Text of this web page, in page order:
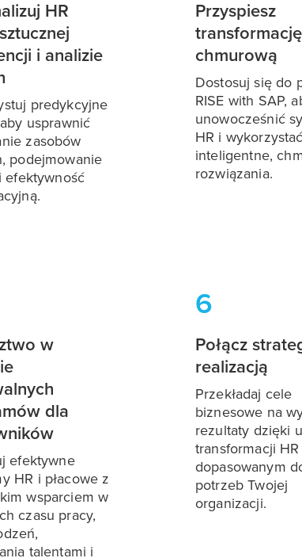
HR
i analizie
predykcyjne
usprawnić
zasobów
podejmowanie
efektywność
Przyspiesz
transformację
chmurową
Dostosuj się do
RISE with SAP,
unowocześnić
HR i
inteligentne,
rozwiązania.
w
dla
efektywne
HR i płacowe z
wsparciem w
czasu pracy,
talentami i
6
Połącz
realizacją
Przekładaj cele
biznesowe na
rezultaty dzięki
transformacji HR
dopasowanym
potrzeb Twojej
organizacji.